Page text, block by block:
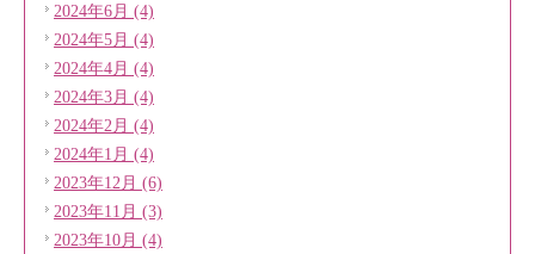
2024年6月 (4)
2024年5月 (4)
2024年4月 (4)
2024年3月 (4)
2024年2月 (4)
2024年1月 (4)
2023年12月 (6)
2023年11月 (3)
2023年10月 (4)